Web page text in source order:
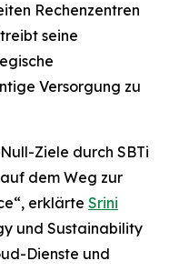
Rechenzentren
seine
Versorgung zu
Ziele durch SBTi
dem Weg zur
erklärte Srini
und Sustainability
Dienste und